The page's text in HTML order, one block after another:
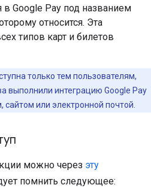
в Google Pay под названием
относится. Эта
типов карт и билетов
только тем пользователям,
выполнили интеграцию Google Pay
или электронной почтой.
можно через эту
помнить следующее: